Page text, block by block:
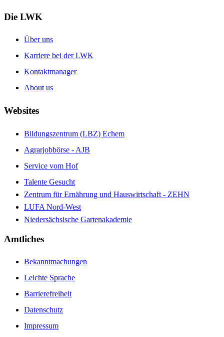
Die LWK
Über uns
Karriere bei der LWK
Kontaktmanager
About us
Websites
Bildungszentrum (LBZ) Echem
Agrarjobbörse - AJB
Service vom Hof
Talente Gesucht
Zentrum für Ernährung und Hauswirtschaft - ZEHN
LUFA Nord-West
Niedersächsische Gartenakademie
Amtliches
Bekanntmachungen
Leichte Sprache
Barrierefreiheit
Datenschutz
Impressum